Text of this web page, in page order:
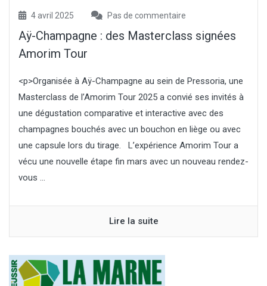
4 avril 2025 Pas de commentaire
Aÿ-Champagne : des Masterclass signées
Amorim Tour
<p>Organisée à Aÿ-Champagne au sein de Pressoria, une
Masterclass de l’Amorim Tour 2025 a convié ses invités à
une dégustation comparative et interactive avec des
champagnes bouchés avec un bouchon en liège ou avec
une capsule lors du tirage. L’expérience Amorim Tour a
vécu une nouvelle étape fin mars avec un nouveau rendez-
vous ...
Lire la suite